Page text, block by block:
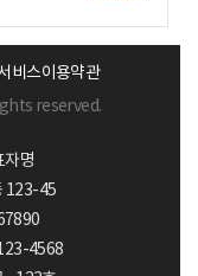
비스이용약관
reserved.
자명
123-45
4568